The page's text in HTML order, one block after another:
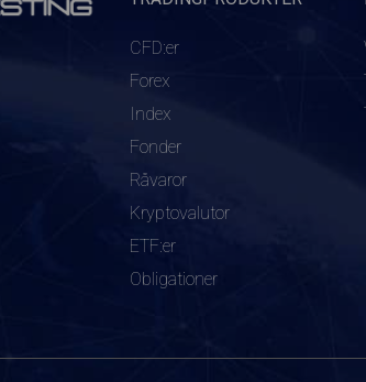
CFD:er
Forex
Index
Fonder
Råvaror
Kryptovalutor
ETF:er
Obligationer